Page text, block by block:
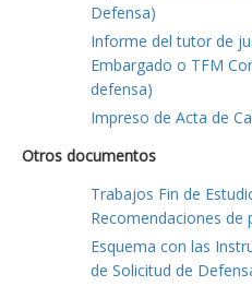
Defensa)
Informe del tutor de
Embargado o TFM
defensa)
Impreso de Acta de
Otros documentos
Trabajos Fin de
Recomendaciones de
Esquema con las
de Solicitud de